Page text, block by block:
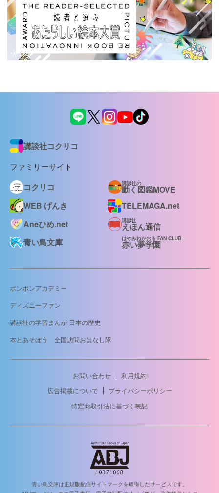
講談社コクリコ
ファミリーサイト
コクリコ
講談社の
動く図鑑MOVE
WEB げんき
TELEMAGA.net
Aneひめ.net
講談社
えほん通信
青い鳥文庫
はやみねかおる FAN CLUB
赤い夢学園
ボンボンアカデミー
ディズニーファン
講談社の学習まんが 日本の歴史
本とあそぼう 全国訪問おはなし隊
お問い合わせ
利用規約
広告掲載について
プライバシーポリシー
特定商取引法に基づく表記
青い鳥文庫は正規版配信サイトマークを取得したサービスです。